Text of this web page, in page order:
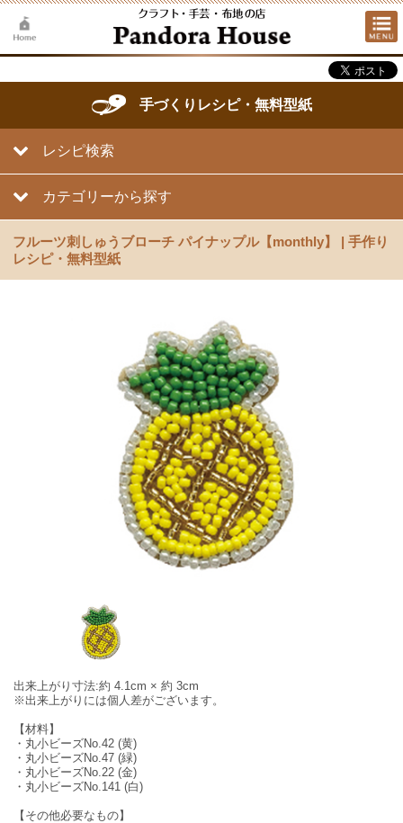
手づくりレシピ・無料型紙
レシピ検索
カテゴリーから探す
フルーツ刺しゅうブローチ パイナップル【monthly】 | 手作り
レシピ・無料型紙
出来上がり寸法:約 4.1cm × 約 3cm
※出来上がりには個人差がございます。
【材料】
・丸小ビーズNo.42 (黄)
・丸小ビーズNo.47 (緑)
・丸小ビーズNo.22 (金)
・丸小ビーズNo.141 (白)
【その他必要なもの】